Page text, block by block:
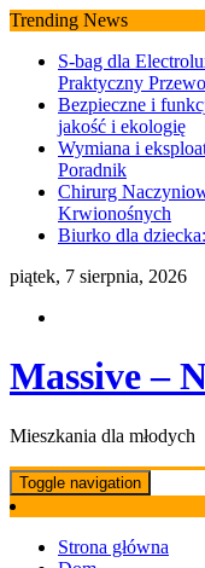
Skip
content
Trending News
S-bag dla
Praktyczny
Bezpieczne i
jakość i ekologię
Wymiana i
Poradnik
Chirurg
Krwionośnych
Biurko dla
piątek, 7 sierpnia, 2026
Massive –
Mieszkania dla młodych
Toggle navigation
Strona główna